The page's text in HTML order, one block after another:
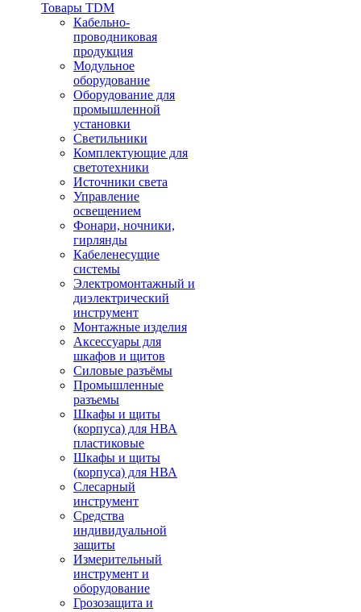
Товары TDM
Кабельно-
проводниковая
продукция
Модульное
оборудование
Оборудование для
промышленной
установки
Светильники
Комплектующие для
светотехники
Источники света
Управление
освещением
Фонари, ночники,
гирлянды
Кабеленесущие
системы
Электромонтажный и
диэлектрический
инструмент
Монтажные изделия
Аксессуары для
шкафов и щитов
Силовые разъёмы
Промышленные
разъемы
Шкафы и щиты
(корпуса) для НВА
пластиковые
Шкафы и щиты
(корпуса) для НВА
Слесарный
инструмент
Средства
индивидуальной
защиты
Измерительный
инструмент и
оборудование
Грозозащита и